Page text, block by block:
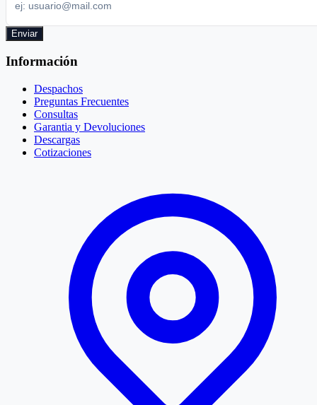
Enviar
Información
Despachos
Preguntas Frecuentes
Consultas
Garantia y Devoluciones
Descargas
Cotizaciones